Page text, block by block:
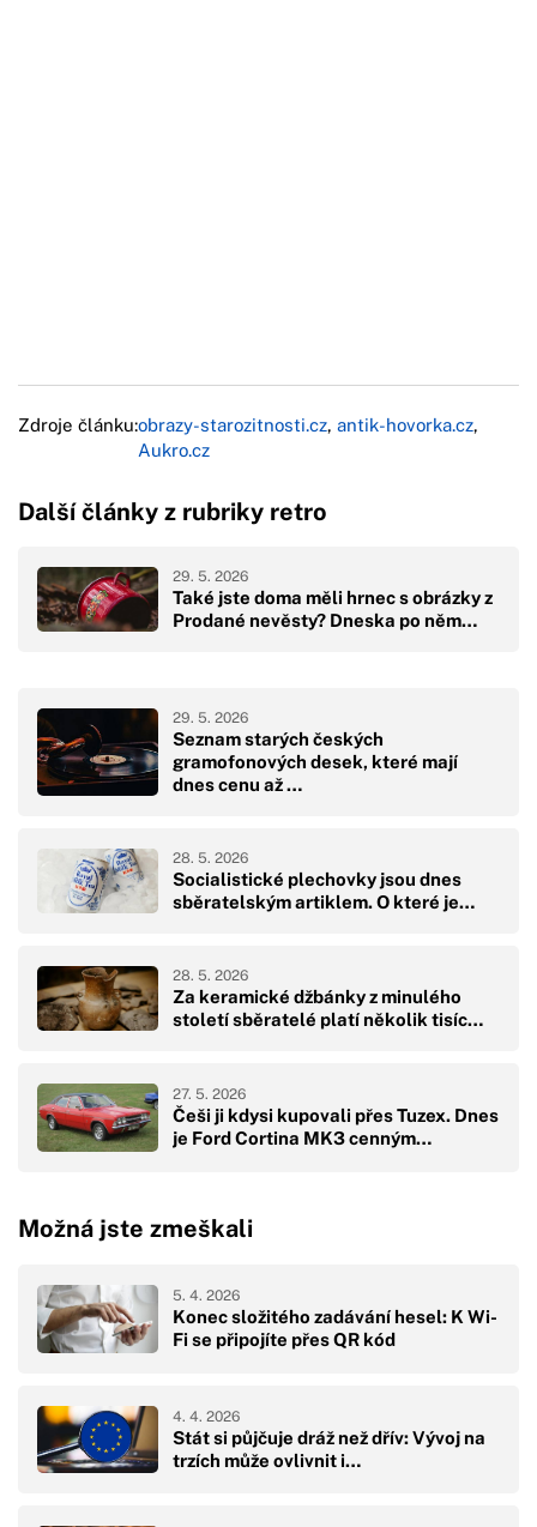
Zdroje článku:obrazy-starozitnosti.cz, antik-hovorka.cz,
Aukro.cz
Další články z rubriky retro
Také jste doma měli hrnec s obrázky z
Prodané nevěsty? Dneska po něm…
29. 5. 2026
Seznam starých českých
gramofonových desek, které mají
dnes cenu až …
29. 5. 2026
Socialistické plechovky jsou dnes
sběratelským artiklem. O které je…
28. 5. 2026
Za keramické džbánky z minulého
století sběratelé platí několik tisíc…
28. 5. 2026
Češi ji kdysi kupovali přes Tuzex. Dnes
je Ford Cortina MK3 cenným…
27. 5. 2026
Možná jste zmeškali
Konec složitého zadávání hesel: K Wi-
Fi se připojíte přes QR kód
5. 4. 2026
Stát si půjčuje dráž než dřív: Vývoj na
trzích může ovlivnit i…
4. 4. 2026